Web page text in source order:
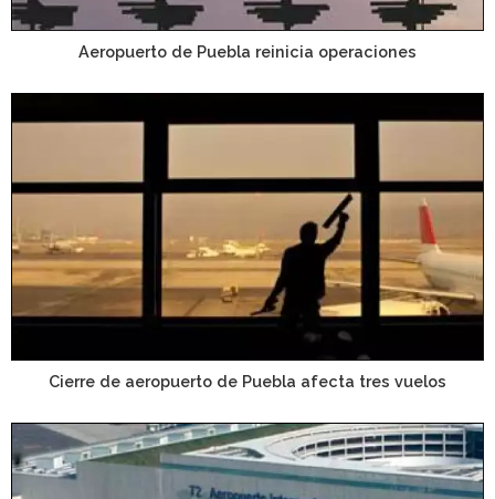
Aeropuerto de Puebla reinicia operaciones
Cierre de aeropuerto de Puebla afecta tres vuelos